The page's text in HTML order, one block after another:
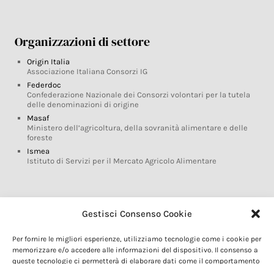
Gestisci Consenso Cookie
Per fornire le migliori esperienze, utilizziamo tecnologie come i cookie per
memorizzare e/o accedere alle informazioni del dispositivo. Il consenso a
queste tecnologie ci permetterà di elaborare dati come il comportamento
Organizzazioni di settore
Origin Italia
Associazione Italiana Consorzi IG
Federdoc
Confederazione Nazionale dei Consorzi volontari per la tutela
delle denominazioni di origine
Masaf
Ministero dell’agricoltura, della sovranità alimentare e delle
foreste
Ismea
Istituto di Servizi per il Mercato Agricolo Alimentare
Glossario DOP IGP
Marchi DOP IGP
Normativa prodotti DOP IGP